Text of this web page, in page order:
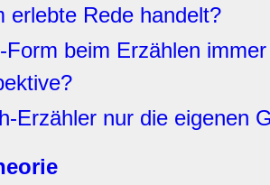
erlebte Rede handelt?
beim Erzählen
Erzähler nur die eigenen